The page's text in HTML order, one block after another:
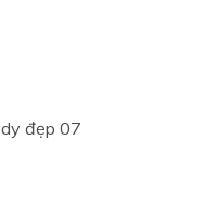
đẹp 07